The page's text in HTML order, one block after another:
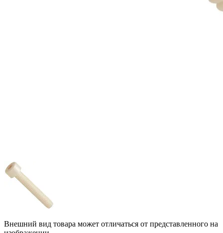
Внешний вид товара может отличаться от представленного на